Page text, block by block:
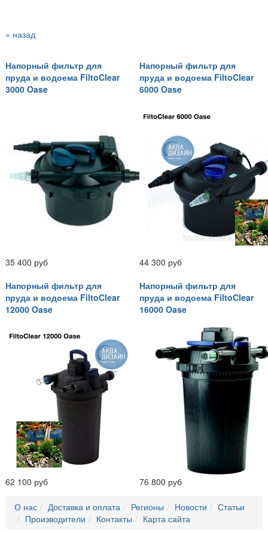
« назад
Напорный фильтр для
пруда и водоема FiltoClear
3000 Oase
35 400 руб
Напорный фильтр для
пруда и водоема FiltoClear
6000 Oase
44 300 руб
Напорный фильтр для
пруда и водоема FiltoClear
12000 Oase
62 100 руб
Напорный фильтр для
пруда и водоема FiltoClear
16000 Oase
76 800 руб
О нас Доставка и оплата Регионы Новости
Статьи
Производители
Контакты Карта сайта